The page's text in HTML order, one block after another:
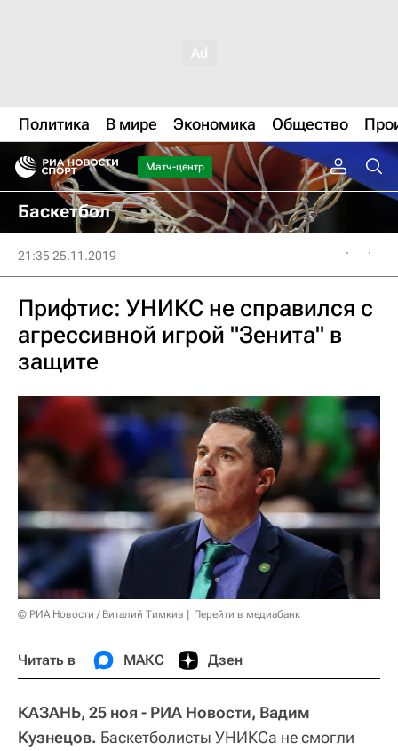
Политика В мире Экономика Общество
Матч-центр
Баскетбол
21:35 25.11.2019
Прифтис: УНИКС не справился с
агрессивной игрой "Зенита" в
защите
© РИА Новости / Виталий Тимкив Перейти в медиабанк
Читать в МАКС Дзен
КАЗАНЬ, 25 ноя - РИА Новости, Вадим
Кузнецов. Баскетболисты УНИКСа не смогли